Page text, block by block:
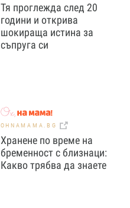
Тя проглежда след 20
години и открива
шокираща истина за
съпруга си
OHNAMAMA.BG
Хранене по време на
бременност с близнаци:
Какво трябва да знаете